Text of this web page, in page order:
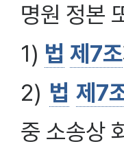
명원 정본
1) 법 제7조
2) 법 제7
중 소송상